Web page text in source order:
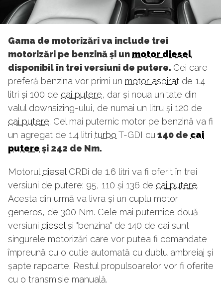
Gama de motorizări va include trei
motorizări pe benzină și un motor diesel
disponibil în trei versiuni de putere. Cei care
preferă benzina vor primi un motor aspirat de 1.4
litri și 100 de cai putere, dar și noua unitate din
valul downsizing-ului, de numai un litru și 120 de
cai putere. Cel mai puternic motor pe benzină va fi
un agregat de 1.4 litri turbo T-GDI cu 140 de cai
putere și 242 de Nm.
Motorul diesel CRDi de 1.6 litri va fi oferit în trei
versiuni de putere: 95, 110 și 136 de cai putere.
Acesta din urmă va livra și un cuplu motor
generos, de 300 Nm. Cele mai puternice două
versiuni diesel și "benzina" de 140 de cai sunt
singurele motorizări care vor putea fi comandate
împreună cu o cutie automată cu dublu ambreiaj și
șapte rapoarte. Restul propulsoarelor vor fi oferite
cu o transmisie manuală.